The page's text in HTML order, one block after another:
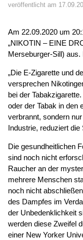
veröffentlicht am
Am 22.09.2020 um
„NIKOTIN – EINE
Merseburger-Sill) aus.
„Die E-Zigarette und
versprechen
bei der
oder der Tabak in den
verbrannt, sondern
Industrie, reduziert
Die gesundheitlichen
sind noch nicht
Raucher an der
mehrere Menschen
noch nicht
des Dampfes im
der Unbedenklichkeit
werden diese Zweifel
einer New Yorker